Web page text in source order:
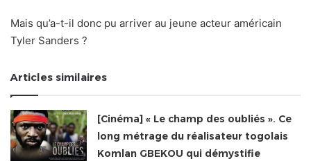
Mais qu’a-t-il donc pu arriver au jeune acteur américain
Tyler Sanders ?
Articles similaires
[Cinéma] « Le champ des oubliés ». Ce
long métrage du réalisateur togolais
Komlan GBEKOU qui démystifie